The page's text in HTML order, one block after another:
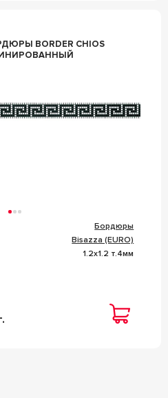
BORDER CHIOS
Бордюры
Bisazza (EURO)
1.2x1.2 т.4мм